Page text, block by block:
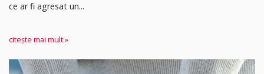
ce ar fi agresat un...
citește mai mult »